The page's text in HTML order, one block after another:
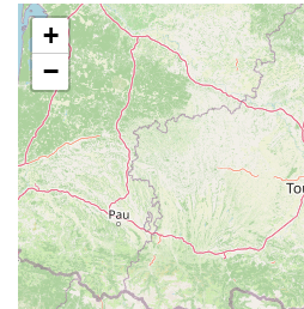
+
−